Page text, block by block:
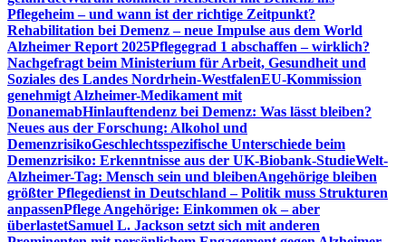
Pflegeheim – und wann ist der richtige Zeitpunkt?
Rehabilitation bei Demenz – neue Impulse aus dem World
Alzheimer Report 2025Pflegegrad 1 abschaffen – wirklich?
Nachgefragt beim Ministerium für Arbeit, Gesundheit und
Soziales des Landes Nordrhein-WestfalenEU-Kommission
genehmigt Alzheimer-Medikament mit
DonanemabHinlauftendenz bei Demenz: Was lässt bleiben?
Neues aus der Forschung: Alkohol und
DemenzrisikoGeschlechtsspezifische Unterschiede beim
Demenzrisiko: Erkenntnisse aus der UK-Biobank-StudieWelt-
Alzheimer-Tag: Mensch sein und bleibenAngehörige bleiben
größter Pflegedienst in Deutschland – Politik muss Strukturen
anpassenPflege Angehörige: Einkommen ok – aber
überlastetSamuel L. Jackson setzt sich mit anderen